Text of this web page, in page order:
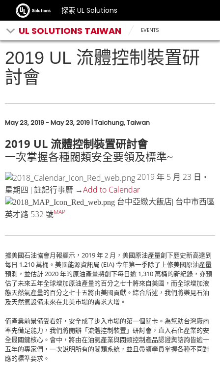
探索 UL Solutions
UL SOLUTIONS TAIWAN EVENTS
2019 UL 流體控制裝置研
討會
May 23, 2019 - May 23, 2019 | Taichung, Taiwan
2019 UL 流體控制裝置研討會
一次掌握各種閥類安全要領及標準~
2019 年 5 月 23 日‧
星期四 | 註記行事曆 →Add to Calendar
台中亞緻大飯店| 台中市西區
英才路 532 號MAP
據美國石油協會月報顯示， 2019年2 月，美國原油產量創下歷史新高達到
每日 1,210萬桶。美國能源資訊局 (EIA)今年第一季除了上修美國原油產量
預測，並估計2020年的原油產量將創下每日逾 1,310萬桶的新紀錄，亦預
估了未來五年全球增加原油產量的百分之七十將來自美國，而全球增加液
態天然氣產量的百分之七十五將由美國貢獻。綜合所述，我們將樂見石油
及天然氣設備未來在北美市場的需求大增。
值產業前景備受看好，安全成了步入市場的第一個關卡。為幫助台灣廠商
率先備足能力，我們將開辦「流體控制裝置」研討會，直入石化產業的安
全最關鍵核心。會中，將由在油氣產業與閥類控制產品認證與諮詢皆逾十
五年的專家們，一次說明所有的閥類系統，並且帶領學員掌握各種不同對
應的標準要求。